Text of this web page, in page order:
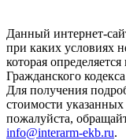
Данный интернет-
при каких условиях
которая
Гражданского
Для получения
стоимости
пожалуйста,
info@interarm-ekb.ru.